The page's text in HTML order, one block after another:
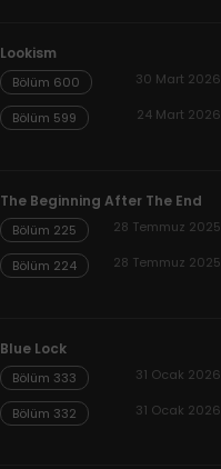
Lookism
Bölüm 600 30 Mart 2026
Bölüm 599 24 Mart 2026
The Beginning After The End
Bölüm 225 28 Temmuz 2025
Bölüm 224 28 Temmuz 2025
Blue Lock
Bölüm 333 31 Ocak 2026
Bölüm 332 31 Ocak 2026